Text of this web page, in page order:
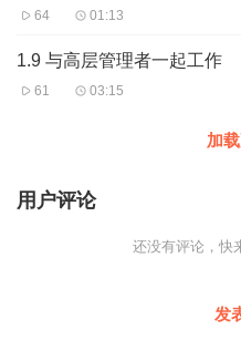
64 01:13
1.9 与高层管理者一起工作
61 03:15
加
用户评论
还没有评论，快
发